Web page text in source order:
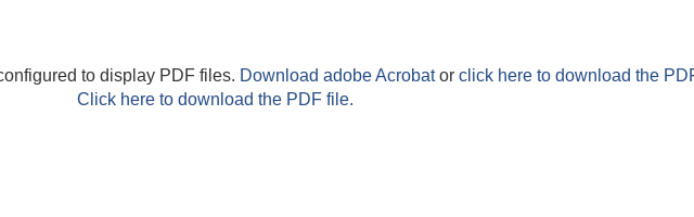
to display PDF files. Download adobe Acrobator click here to download the
Click here to download the PDF file.